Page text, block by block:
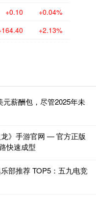
+0.10 +0.04%
+2.13%
薪酬包，尽管2025年未
》手游官网 — 官方正版
快速成型
部推荐 TOP5：五九电竞